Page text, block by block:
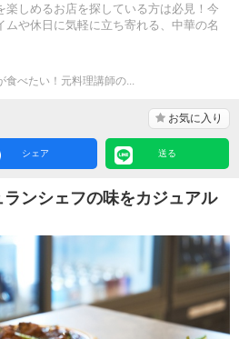
楽しめるお店を探している方は必見！今
ムや休日に気軽に立ち寄れる、中華の名
べたい！元料理講師の...
お気に入り
シェア 送る
ンシェフの味をカジュアル